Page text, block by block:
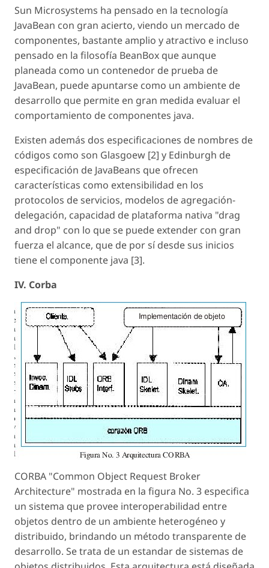
Sun Microsystems ha pensado en la tecnología
JavaBean con gran acierto, viendo un mercado de
componentes, bastante amplio y atractivo e incluso
pensado en la filosofía BeanBox que aunque
planeada como un contenedor de prueba de
JavaBean, puede apuntarse como un ambiente de
desarrollo que permite en gran medida evaluar el
comportamiento de componentes java.
Existen además dos especificaciones de nombres de
códigos como son Glasgoew [2] y Edinburgh de
especificación de JavaBeans que ofrecen
características como extensibilidad en los
protocolos de servicios, modelos de agregación-
delegación, capacidad de plataforma nativa "drag
and drop" con lo que se puede extender con gran
fuerza el alcance, que de por sí desde sus inicios
tiene el componente java [3].
IV. Corba
CORBA "Common Object Request Broker
Architecture" mostrada en la figura No. 3 especifica
un sistema que provee interoperabilidad entre
objetos dentro de un ambiente heterogéneo y
distribuido, brindando un método transparente de
desarrollo. Se trata de un estandar de sistemas de